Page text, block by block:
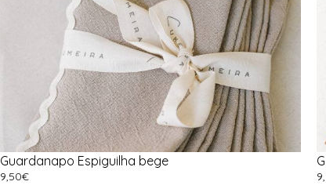
Guardanapo Espiguilha bege
9,50€